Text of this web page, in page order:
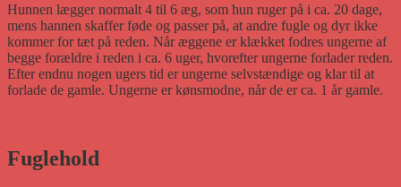
Hunnen lægger normalt 4 til 6 æg, som hun ruger på i ca. 20 dage,
mens hannen skaffer føde og passer på, at andre fugle og dyr ikke
kommer for tæt på reden. Når æggene er klækket fodres ungerne af
begge forældre i reden i ca. 6 uger, hvorefter ungerne forlader reden.
Efter endnu nogen ugers tid er ungerne selvstændige og klar til at
forlade de gamle. Ungerne er kønsmodne, når de er ca. 1 år gamle.
Fuglehold